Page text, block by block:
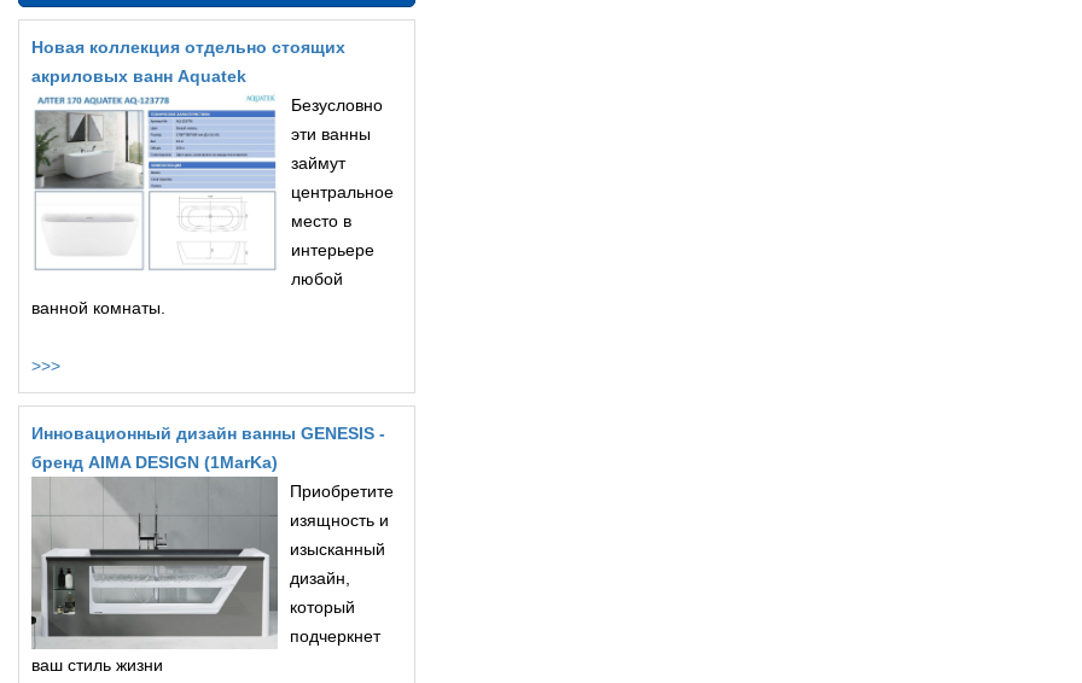
Новая коллекция отдельно стоящих
акриловых ванн Aquatek
Безусловно
эти ванны
займут
центральное
место в
интерьере
любой
ванной комнаты.
>>>
Инновационный дизайн ванны GENESIS -
бренд AIMA DESIGN (1MarKa)
Приобретите
изящность и
изысканный
дизайн,
который
подчеркнет
ваш стиль жизни